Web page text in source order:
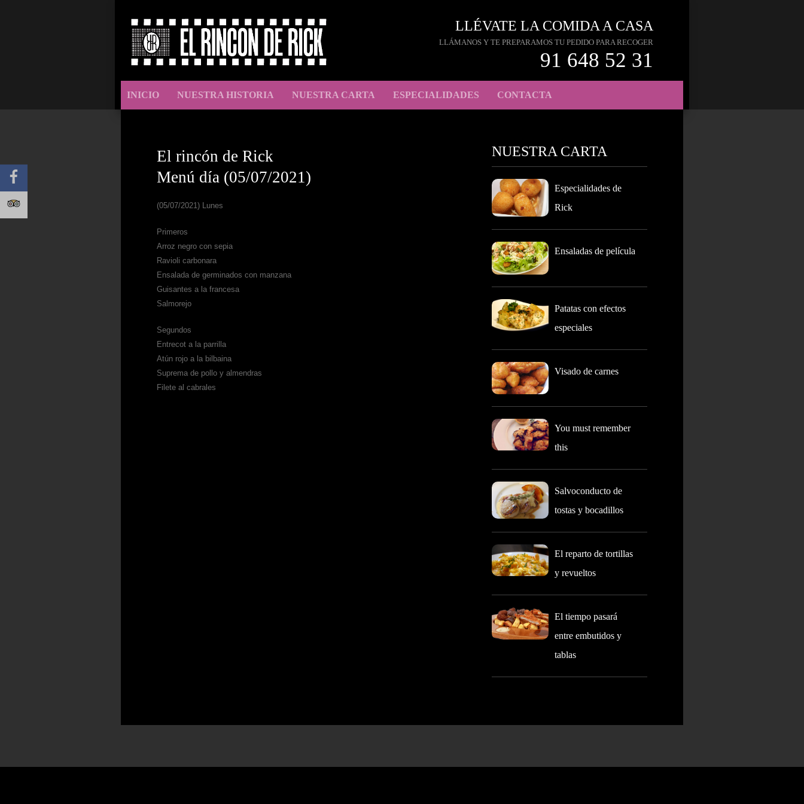
LLÉVATE LA COMIDA A CASA
LLÁMANOS Y TE PREPARAMOS TU PEDIDO PARA RECOGER
91 648 52 31
INICIO NUESTRA HISTORIA NUESTRA CARTA ESPECIALIDADES CONTACTA
El rincón de Rick
Menú día (05/07/2021)
(05/07/2021) Lunes
Primeros
Arroz negro con sepia
Ravioli carbonara
Ensalada de germinados con manzana
Guisantes a la francesa
Salmorejo
Segundos
Entrecot a la parrilla
Atún rojo a la bilbaina
Suprema de pollo y almendras
Filete al cabrales
NUESTRA CARTA
Especialidades de
Rick
Ensaladas de película
Patatas con efectos
especiales
Visado de carnes
You must remember
this
Salvoconducto de
tostas y bocadillos
El reparto de tortillas
y revueltos
El tiempo pasará
entre embutidos y
tablas